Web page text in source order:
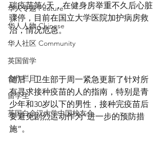
华人专题 Feature
华人人物 Chinese
华人社区 Community
英国留学
合作栏目
留学生
英国白金汉大学中国校友会
瑞疫苗第6天，在健身房举重不久后心脏
骤停，目前在国立大学医院加护病房救
治，情况危急。
随后，卫生部于周一紧急更新了针对所
有寻求接种疫苗的人的指南，特别是青
少年和30岁以下的男性，接种完疫苗后
要避免剧烈运动作为“进一步的预防措
施”。